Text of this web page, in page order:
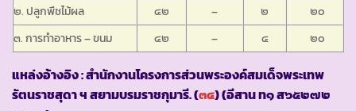
๒. ปลูกพืชไม้ผล
๔๒ – ๒
๒๐
๓. การทำอาหาร – ขนม
๔๒ – ๔ ๒๐
แหล่งอ้างอิง : สำนักงานโครงการส่วนพระองค์สมเด็จพระเทพ
รัตนราชสุดา ฯ สยามบรมราชกุมารี. (๓๔) (อีสาน ท๑ ส๖๕๒๗๒